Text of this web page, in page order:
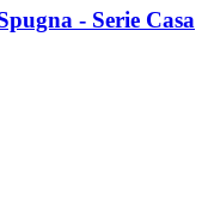
-​ Serie Casa